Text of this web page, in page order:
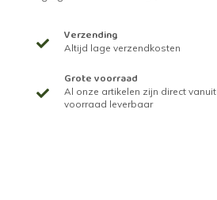
Verzending
Altijd lage verzendkosten
Grote voorraad
Al onze artikelen zijn direct vanuit
voorraad leverbaar